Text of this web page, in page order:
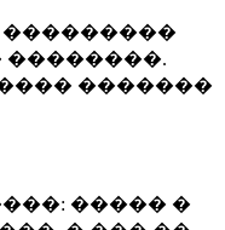
���������
��������.
�������
����� �